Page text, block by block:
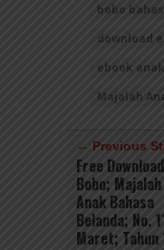
bobo
download
ebook anak
Majalah
← Previous
Free Download
Bobo; Majalah
Anak Bahasa
Belanda; No.
Maret; Tahun